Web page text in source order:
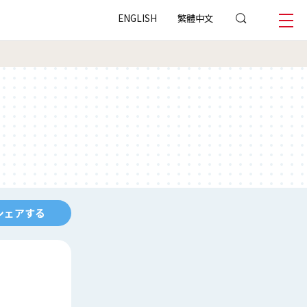
ENGLISH 繁體中文
ェアする